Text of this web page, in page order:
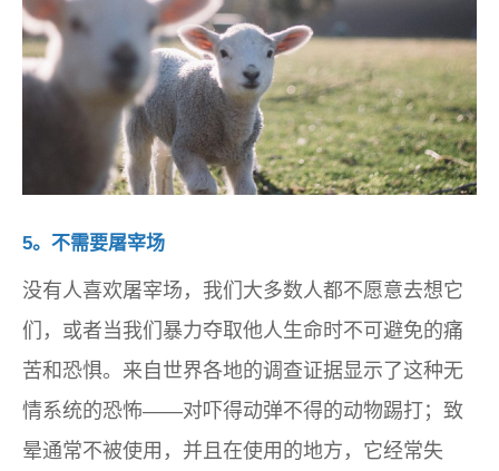
5。不需要屠宰场
没有人喜欢屠宰场，我们大多数人都不愿意去想它
们，或者当我们暴力夺取他人生命时不可避免的痛
苦和恐惧。来自世界各地的调查证据显示了这种无
情系统的恐怖——对吓得动弹不得的动物踢打；致
晕通常不被使用，并且在使用的地方，它经常失